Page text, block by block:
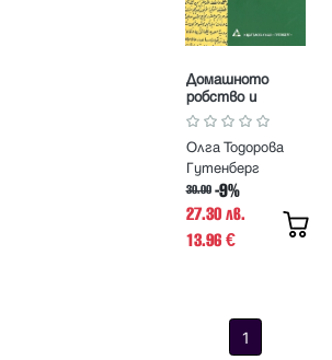
Домашното
робство и
робовладение в
Османска
Румелия
Олга Тодорова
Гутенберг
30.00 -9%
27.30 лв.
13.96 €
1